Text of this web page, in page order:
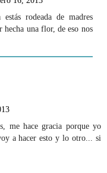
rodeada de madres
una flor, de eso nos
me hace gracia porque yo
a hacer esto y lo otro... si